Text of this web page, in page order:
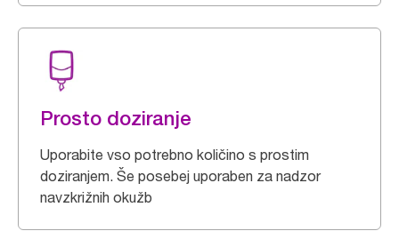
Prosto doziranje
Uporabite vso potrebno količino s prostim
doziranjem. Še posebej uporaben za nadzor
navzkrižnih okužb